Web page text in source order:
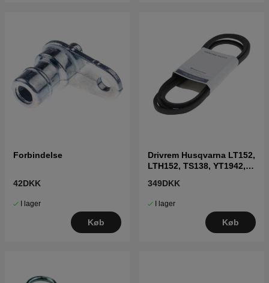
Forbindelse
42DKK
I lager
Køb
Drivrem Husqvarna LT152,
LTH152, TS138, YT1942,
349DKK
I lager
Køb